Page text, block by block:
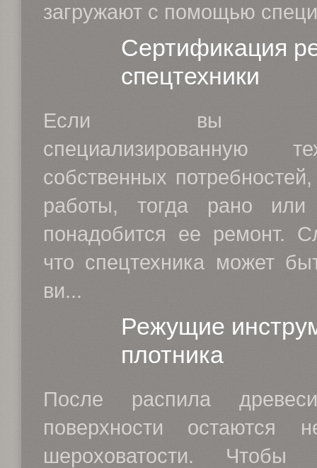
загружают с помощью
Сертификация
спецтехники
Если вы
специализированную
собственных
работы, тогда рано
понадобится ее ремонт.
что спецтехника может
ви...
Режущие
плотника
После распила
поверхности остаются
шероховатости. Чтобы